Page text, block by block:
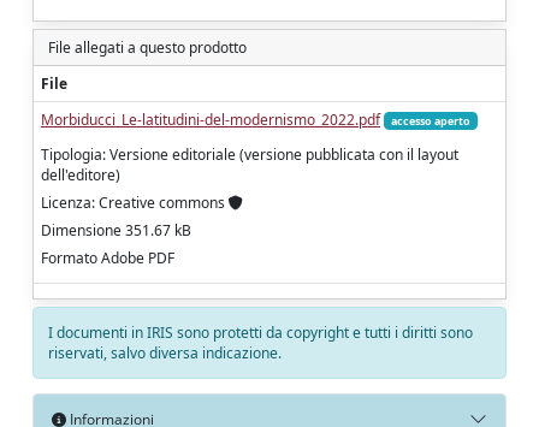
File allegati a questo prodotto
File
Morbiducci_Le-latitudini-del-modernismo_2022.pdf
accesso aperto
Tipologia: Versione editoriale (versione pubblicata con il layout
dell'editore)
Licenza: Creative commons
Dimensione 351.67 kB
Formato Adobe PDF
I documenti in IRIS sono protetti da copyright e tutti i diritti sono
riservati, salvo diversa indicazione.
Informazioni